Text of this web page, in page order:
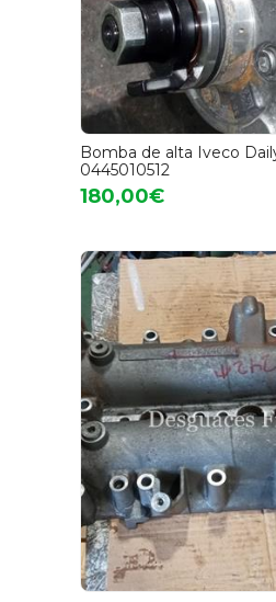
Bomba de alta Iveco
0445010512
180,00€